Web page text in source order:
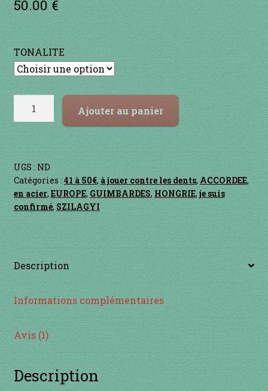
Contact
en bambou
en bois
en cuivre
en laiton
je suis confirmé
je suis débutant
Liens
notation
50.00 €
TONALITE
quantité
FOREST
Ajouter au panier
UGS : ND
Catégories : 41 à 50€, à jouer contre les dents, ACCORDEE,
en acier, EUROPE, GUIMBARDES, HONGRIE, je suis
confirmé, SZILAGYI
Description
Informations complémentaires
Avis (1)
Description